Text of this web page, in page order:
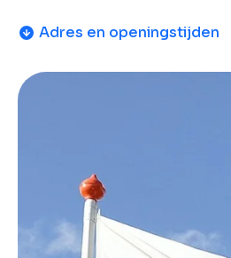
Adres en openingstijden